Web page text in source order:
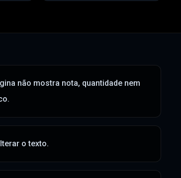
não mostra nota, quantidade nem
o texto.